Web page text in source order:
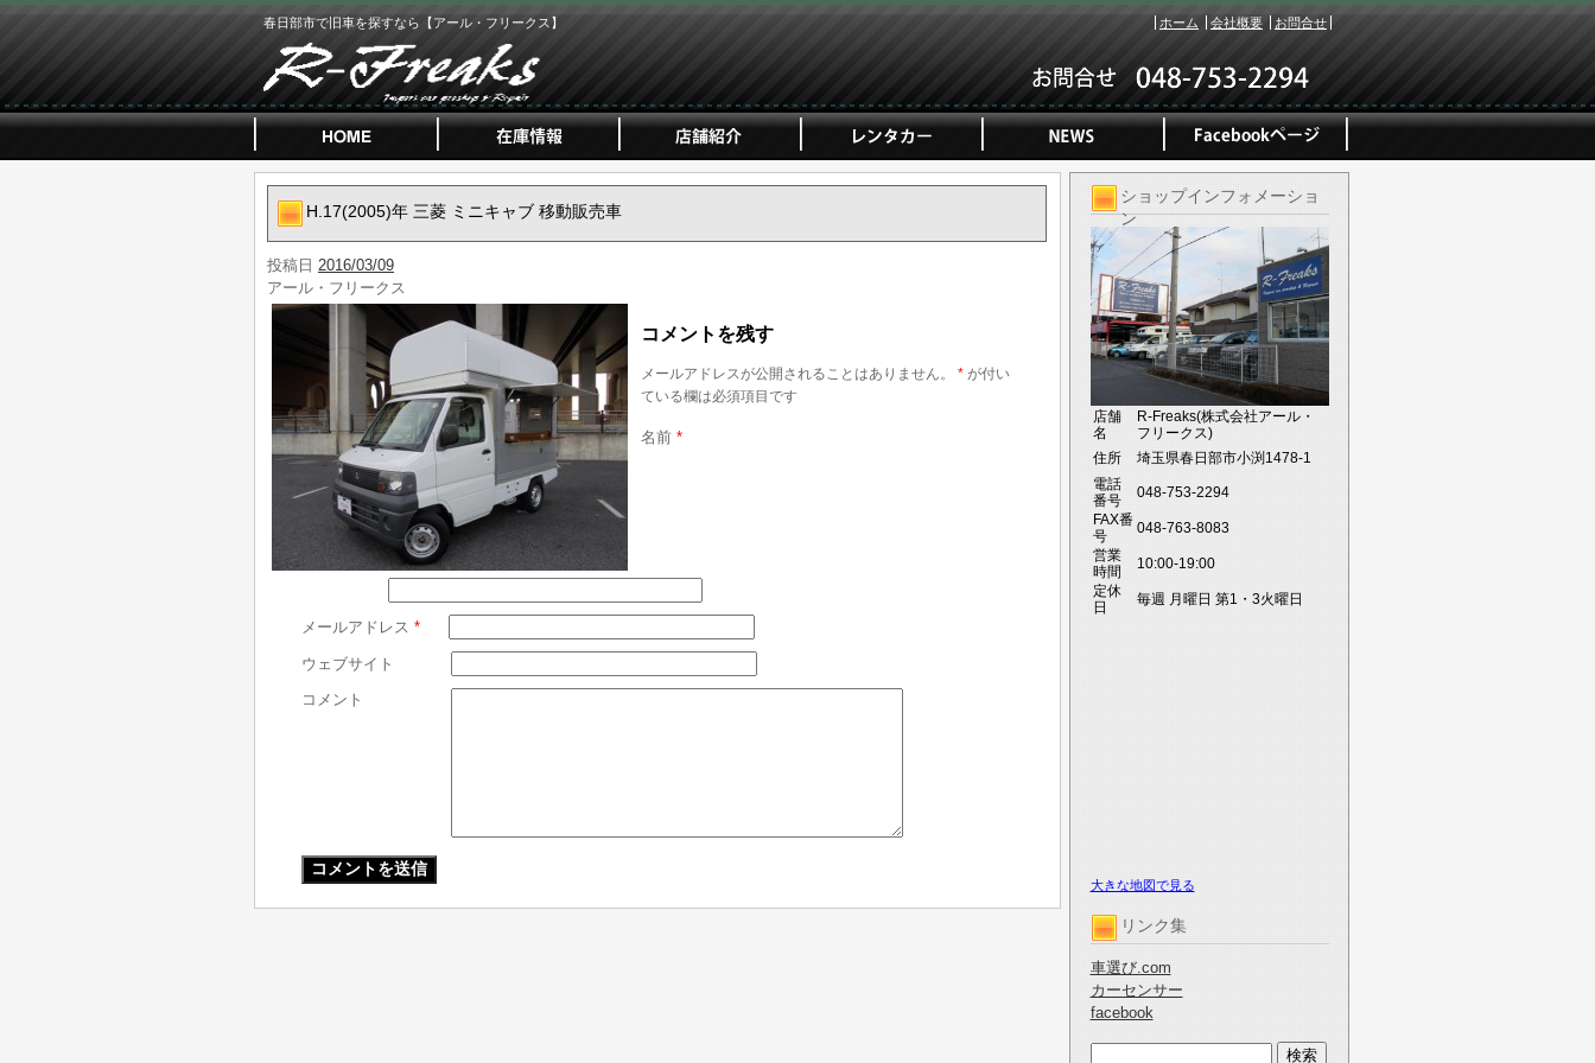
春日部市で旧車を探すなら【アール・フリークス】 ホーム 会社概要 お問合せ
ショップインフォメーショ
ン
店舗
名
R-Freaks(株式会社アール・
フリークス)
住所
埼玉県春日部市小渕1478-1
電話
番号
048-753-2294
FAX番
号
048-763-8083
営業
時間
10:00-19:00
定休
日
毎週 月曜日 第1・3火曜日
大きな地図で見る
リンク集
車選び.com
カーセンサー
facebook
H.17(2005)年 三菱 ミニキャブ 移動販売車
投稿日 2016/03/09
アール・フリークス
コメントを残す
メールアドレスが公開されることはありません。 * が付い
ている欄は必須項目です
名前 *
メールアドレス *
ウェブサイト
コメント